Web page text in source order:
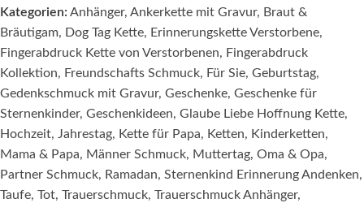
Kategorien: Anhänger, Ankerkette mit Gravur, Braut &
Bräutigam, Dog Tag Kette, Erinnerungskette Verstorbene,
Fingerabdruck Kette von Verstorbenen, Fingerabdruck
Kollektion, Freundschafts Schmuck, Für Sie, Geburtstag,
Gedenkschmuck mit Gravur, Geschenke, Geschenke für
Sternenkinder, Geschenkideen, Glaube Liebe Hoffnung Kette,
Hochzeit, Jahrestag, Kette für Papa, Ketten, Kinderketten,
Mama & Papa, Männer Schmuck, Muttertag, Oma & Opa,
Partner Schmuck, Ramadan, Sternenkind Erinnerung Andenken,
Taufe, Tot, Trauerschmuck, Trauerschmuck Anhänger,